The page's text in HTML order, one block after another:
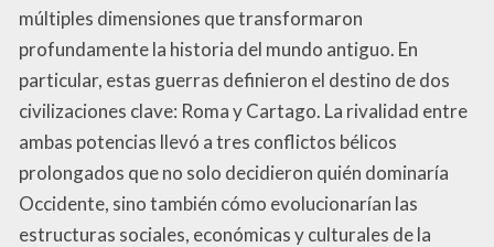
múltiples dimensiones que transformaron
profundamente la historia del mundo antiguo. En
particular, estas guerras definieron el destino de dos
civilizaciones clave: Roma y Cartago. La rivalidad entre
ambas potencias llevó a tres conflictos bélicos
prolongados que no solo decidieron quién dominaría
Occidente, sino también cómo evolucionarían las
estructuras sociales, económicas y culturales de la